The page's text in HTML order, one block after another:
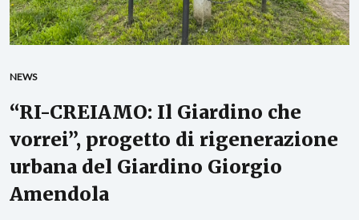
NEWS
“RI-CREIAMO: Il Giardino che
vorrei”, progetto di rigenerazione
urbana del Giardino Giorgio
Amendola